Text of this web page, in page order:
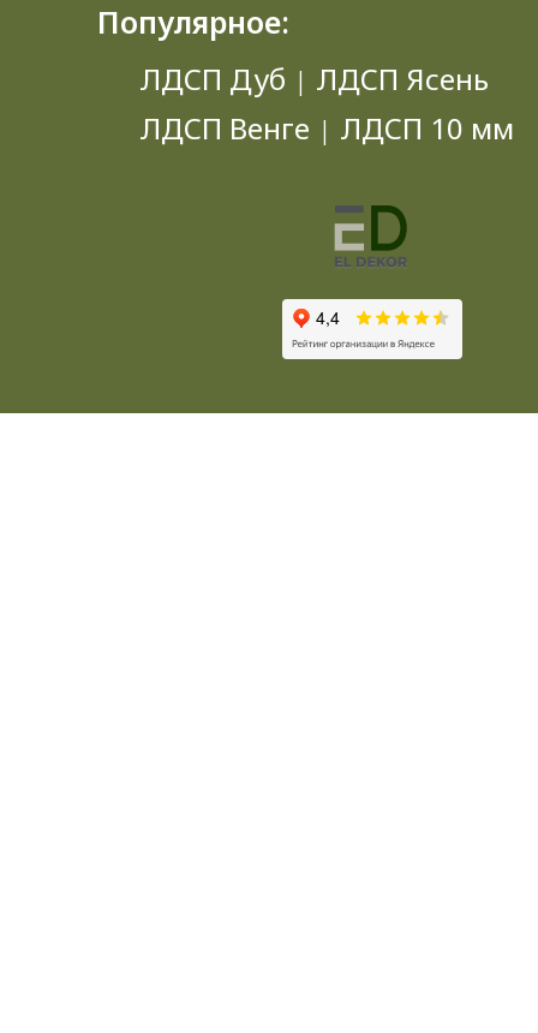
Популярное:
ЛДСП Дуб | ЛДСП Ясень
ЛДСП Венге | ЛДСП 10 мм